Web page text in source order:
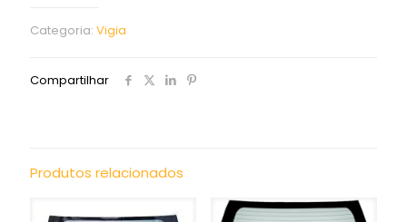
Categoria: Vigia
Compartilhar
Produtos relacionados